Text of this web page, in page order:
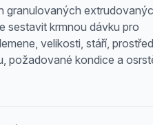
granulovaných
sestavit krmnou dávku pro
velikosti, stáří,
požadované kondice a